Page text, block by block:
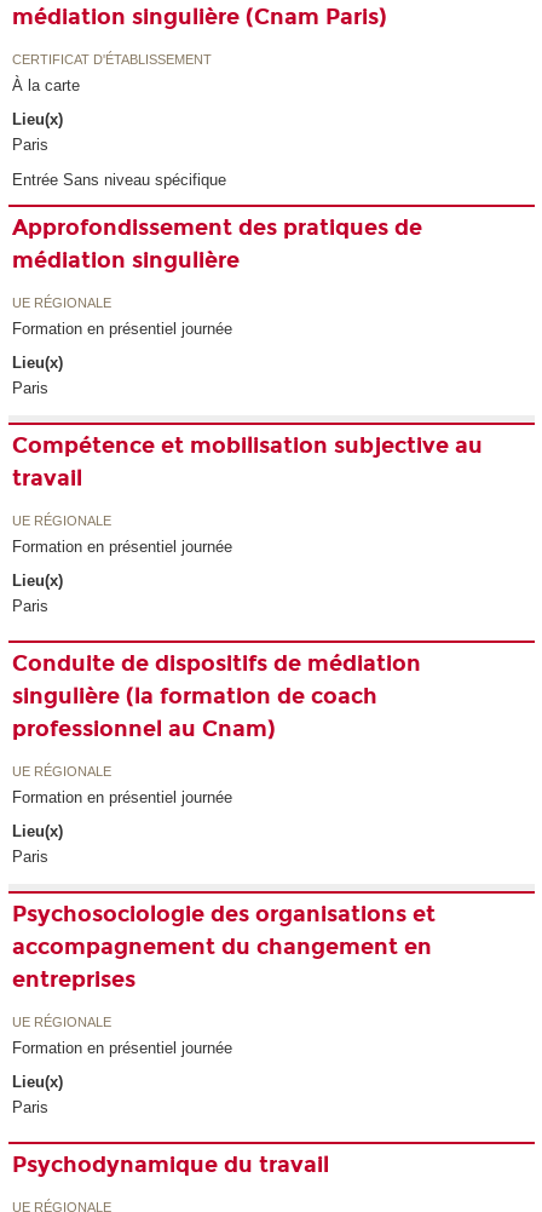
médiation singulière (Cnam Paris)
CERTIFICAT D'ÉTABLISSEMENT
À la carte
Lieu(x)
Paris
Entrée Sans niveau spécifique
Approfondissement des pratiques de
médiation singulière
UE RÉGIONALE
Formation en présentiel journée
Lieu(x)
Paris
Compétence et mobilisation subjective au
travail
UE RÉGIONALE
Formation en présentiel journée
Lieu(x)
Paris
Conduite de dispositifs de médiation
singulière (la formation de coach
professionnel au Cnam)
UE RÉGIONALE
Formation en présentiel journée
Lieu(x)
Paris
Psychosociologie des organisations et
accompagnement du changement en
entreprises
UE RÉGIONALE
Formation en présentiel journée
Lieu(x)
Paris
Psychodynamique du travail
UE RÉGIONALE